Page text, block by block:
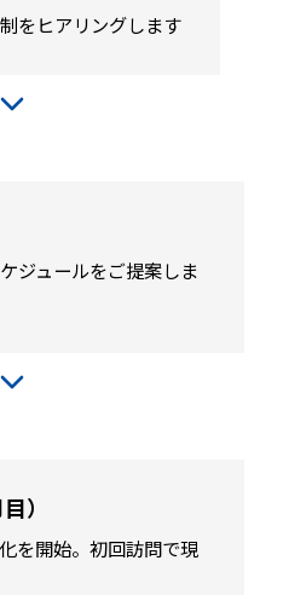
をヒアリングします
ジュールをご提案しま
）
を開始。初回訪問で現